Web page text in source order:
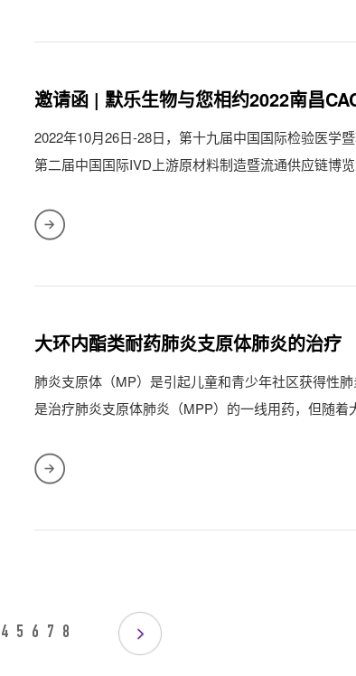
邀请函 | 默乐生物与您相约2022南昌
2022年10月26日-28日，第十九届中国国际检验医学
第二届中国国际IVD上游原材料制造暨流通供应链博
大环内酯类耐药肺炎支原体肺炎的治疗
肺炎支原体（MP）是引起儿童和青少年社区获得性
是治疗肺炎支原体肺炎（MPP）的一线用药，但随
4 5 6 7 8